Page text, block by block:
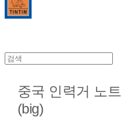
중국 인력거 노트
(big)